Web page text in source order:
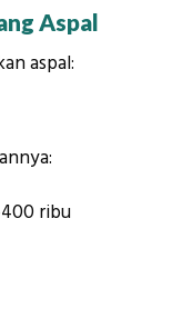
Aspal
aspal:
ribu